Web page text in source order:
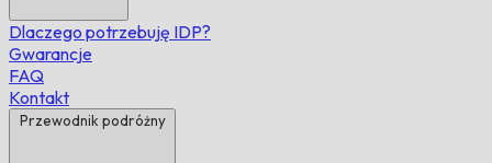
Dlaczego potrzebuję IDP?
Gwarancje
FAQ
Kontakt
Przewodnik podróżny